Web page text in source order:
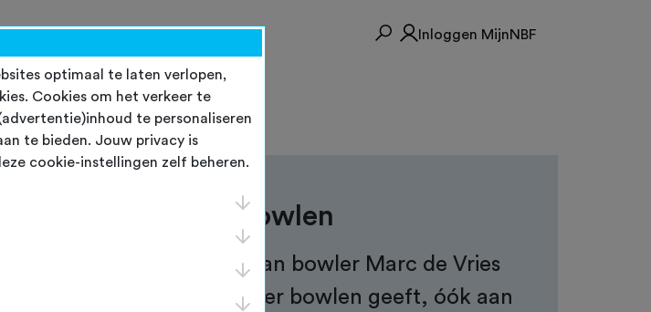
Inloggen MijnNBF
OndersteuningTopsportWord lid
Plezier met bowlen
Op deze website van bowler Marc de Vries
zie je hoeveel plezier bowlen geeft, óók aan
optimaal te laten verlopen,
Cookies om het verkeer te
te personaliseren
te bieden. Jouw privacy is
cookie-instellingen zelf beheren.